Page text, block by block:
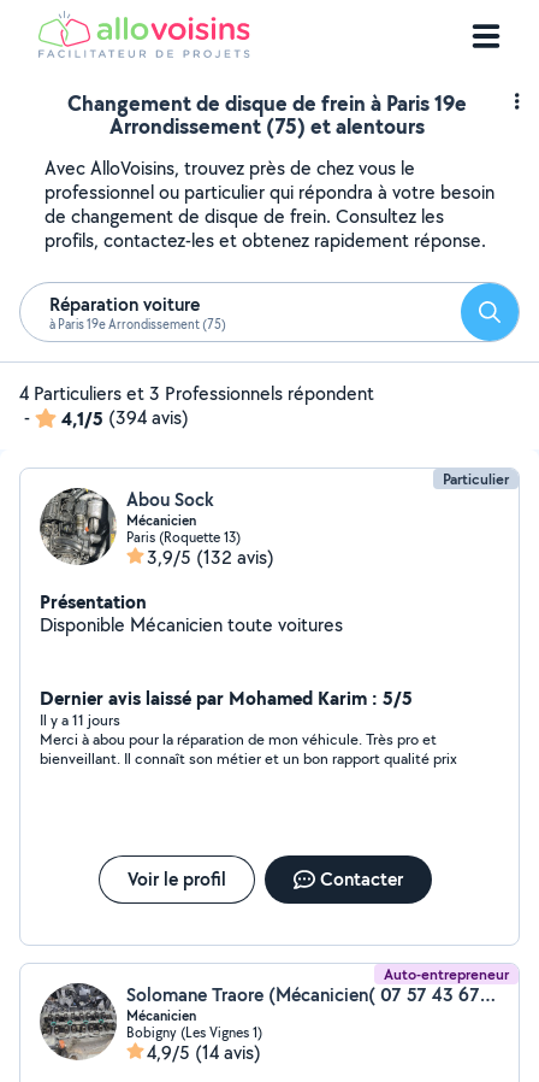
Changement de disque de frein à Paris 19e
Arrondissement (75) et alentours
Avec AlloVoisins, trouvez près de chez vous le
professionnel ou particulier qui répondra à votre besoin
de changement de disque de frein. Consultez les
profils, contactez-les et obtenez rapidement réponse.
Réparation voiture
à Paris 19e Arrondissement (75)
4 Particuliers et 3 Professionnels répondent
-
4,1/5 (394 avis)
Particulier
Abou Sock
Mécanicien
Paris (Roquette 13)
3,9/5 (132 avis)
Présentation
Disponible Mécanicien toute voitures
Dernier avis laissé par Mohamed Karim : 5/5
Il y a 11 jours
Merci à abou pour la réparation de mon véhicule. Très pro et
bienveillant. Il connaît son métier et un bon rapport qualité prix
Voir le profil Contacter
Auto-entrepreneur
Solomane Traore (Mécanicien( 07 57 43 67 08))
Mécanicien
Bobigny (Les Vignes 1)
4,9/5 (14 avis)